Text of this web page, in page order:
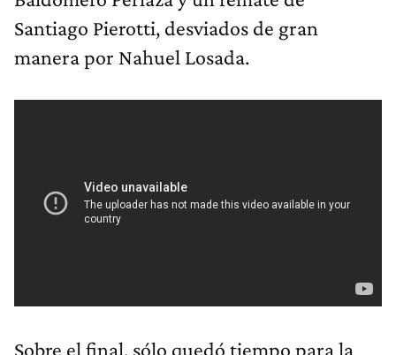
Santiago Pierotti, desviados de gran
manera por Nahuel Losada.
Sobre el final, sólo quedó tiempo para la